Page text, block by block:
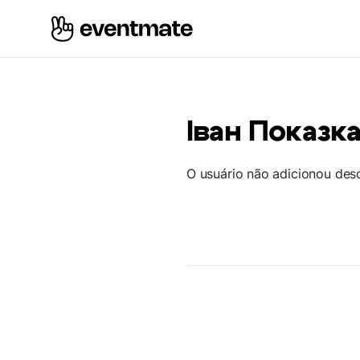
Іван Показка
O usuário não adicionou